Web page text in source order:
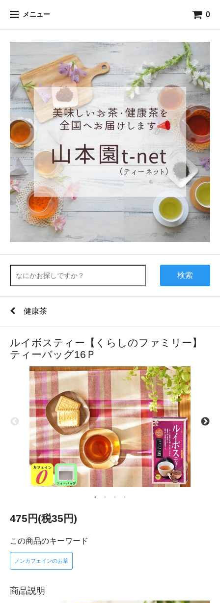
メニュー 0
検索
健康茶
ルイボスティー【くらしのファミリー】
ティーバッグ16Ｐ
475円(税35円)
この商品のキーワード
ノンカフェインのお茶
商品説明